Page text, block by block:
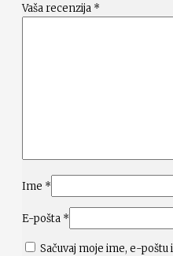
Vaša recenzija *
Ime *
E-pošta *
Sačuvaj moje ime, e-